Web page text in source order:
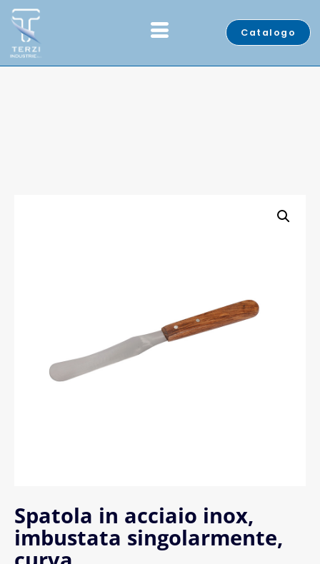
Catalogo
Spatola in acciaio inox,
imbustata singolarmente,